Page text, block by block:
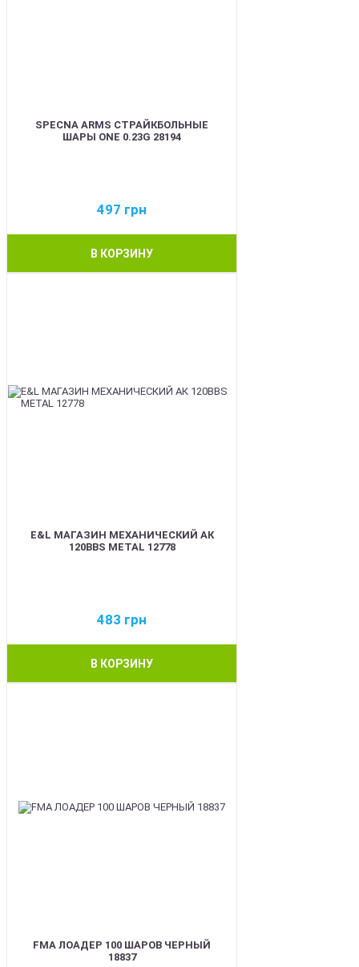
SPECNA ARMS СТРАЙКБОЛЬНЫЕ
ШАРЫ ONE 0.23G 28194
497 грн
В КОРЗИНУ
E&L МАГАЗИН МЕХАНИЧЕСКИЙ АК
120BBS METAL 12778
483 грн
В КОРЗИНУ
FMA ЛОАДЕР 100 ШАРОВ ЧЕРНЫЙ
18837